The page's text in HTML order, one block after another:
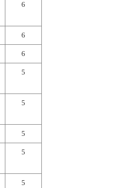
6
6
6
5
5
5
5
5